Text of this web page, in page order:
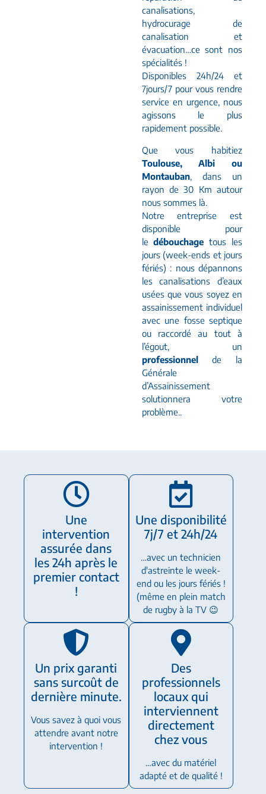
canalisations,
hydrocurage de
canalisation et
évacuation…ce sont nos
spécialités !
Disponibles 24h/24 et
7jours/7 pour vous rendre
service en urgence, nous
agissons le plus
rapidement possible.
Que vous habitiez
Toulouse, Albi ou
Montauban, dans un
rayon de 30 Km autour
nous sommes là.
Notre entreprise est
disponible pour
ledébouchage tous les
jours (week-ends et jours
fériés) : nous dépannons
les canalisations d’eaux
usées que vous soyez en
assainissement individuel
avec une fosse septique
ou raccordé au tout à
l’égout, un
professionnelde la
Générale
d’Assainissement
solutionnera votre
problème..
Une
intervention
assurée dans
les 24h après le
premier contact
!
Une disponibilité
7j/7 et 24h/24
…avec un technicien
d'astreinte le week-
end ou les jours fériés !
(même en plein match
de rugby à la TV 😉
Un prix garanti
sans surcoût de
dernière minute.
Vous savez à quoi vous
attendre avant notre
intervention !
Des
professionnels
locaux qui
interviennent
directement
chez vous
…avec du matériel
adapté et de qualité !